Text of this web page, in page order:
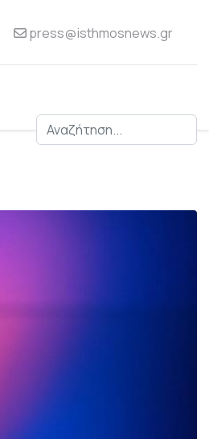
press@isthmosnews.gr
Αναζήτηση